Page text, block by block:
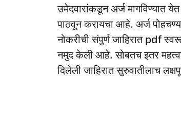
उमेदवारांकडून अर्ज मागविण्यात
पाठवून करायचा आहे. अर्ज
नोकरीची संपुर्ण जाहिरात pdf
नमुद केली आहे. सोबतच इतर
दिलेली जाहिरात सुरुवातीलाच